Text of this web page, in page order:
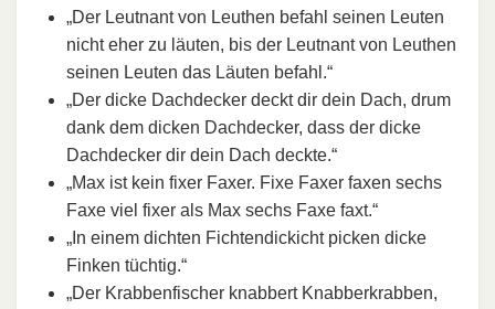
„Der Leutnant von Leuthen befahl seinen Leuten
nicht eher zu läuten, bis der Leutnant von Leuthen
seinen Leuten das Läuten befahl.“
„Der dicke Dachdecker deckt dir dein Dach, drum
dank dem dicken Dachdecker, dass der dicke
Dachdecker dir dein Dach deckte.“
„Max ist kein fixer Faxer. Fixe Faxer faxen sechs
Faxe viel fixer als Max sechs Faxe faxt.“
„In einem dichten Fichtendickicht picken dicke
Finken tüchtig.“
„Der Krabbenfischer knabbert Knabberkrabben,